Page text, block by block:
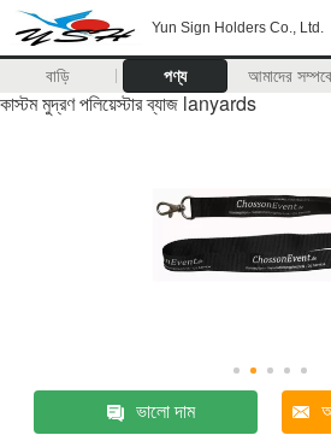
Yun Sign Holders Co., Ltd.
বাড়ি পণ্য আমাদের
কাস্টম মুদ্রণ পলিয়েস্টার ব্যাজ lanyards
ভালো দাম